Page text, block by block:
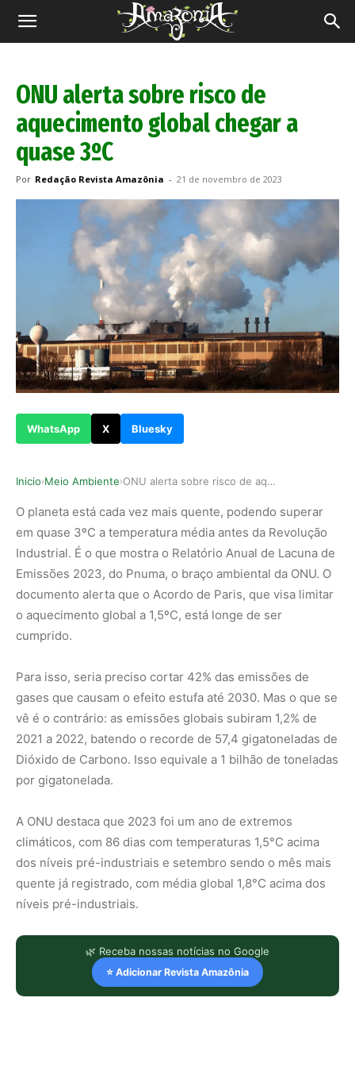
Revista
ONU alerta sobre risco de
aquecimento global chegar a
quase 3ºC
Por Redação Revista Amazônia - 21 de novembro de 2023
WhatsApp X Bluesky
Inicio›Meio Ambiente› ONU alerta sobre risco de aquecimento global ch…
O planeta está cada vez mais quente, podendo superar
em quase 3ºC a temperatura média antes da Revolução
Industrial. É o que mostra o Relatório Anual de Lacuna de
Emissões 2023, do Pnuma, o braço ambiental da ONU. O
documento alerta que o Acordo de Paris, que visa limitar
o aquecimento global a 1,5ºC, está longe de ser
cumprido.
Para isso, seria preciso cortar 42% das emissões de
gases que causam o efeito estufa até 2030. Mas o que se
vê é o contrário: as emissões globais subiram 1,2% de
2021 a 2022, batendo o recorde de 57,4 gigatoneladas de
Dióxido de Carbono. Isso equivale a 1 bilhão de toneladas
por gigatonelada.
A ONU destaca que 2023 foi um ano de extremos
climáticos, com 86 dias com temperaturas 1,5°C acima
dos níveis pré-industriais e setembro sendo o mês mais
quente já registrado, com média global 1,8°C acima dos
níveis pré-industriais.
🌿 Receba nossas notícias no Google
⭐ Adicionar Revista Amazônia